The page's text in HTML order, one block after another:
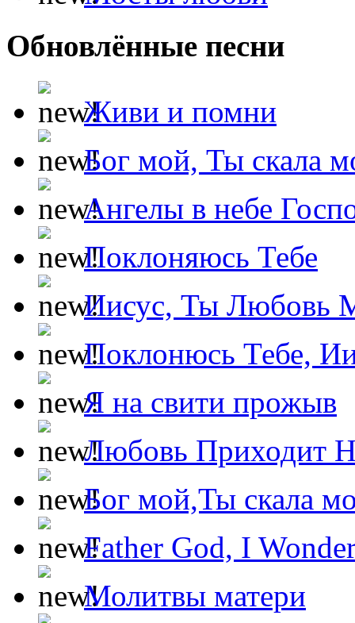
Обновлённые песни
Живи и помни
Бог мой, Ты скала
Ангелы в небе
Поклоняюсь Тебе
Иисус, Ты Любовь
Поклонюсь Тебе,
Я на свити прожыв
Любовь Приходит
Бог мой,Ты скала
Father God, I
Молитвы матери